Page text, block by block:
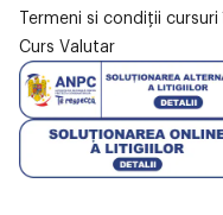
Termeni si condiții
Curs Valutar